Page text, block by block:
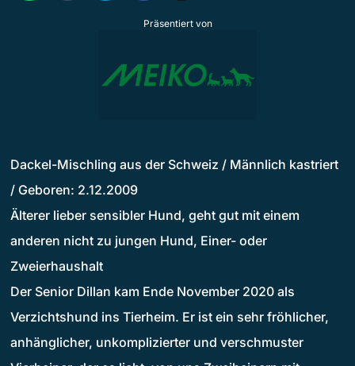
Präsentiert von
Dackel-Mischling aus der Schweiz / Männlich kastriert
/ Geboren: 2.12.2009
Älterer lieber sensibler Hund, geht gut mit einem
anderen nicht zu jungen Hund, Einer- oder
Zweierhaushalt
Der Senior Dillan kam Ende November 2020 als
Verzichtshund ins Tierheim. Er ist ein sehr fröhlicher,
anhänglicher, unkomplizierter und verschmuster